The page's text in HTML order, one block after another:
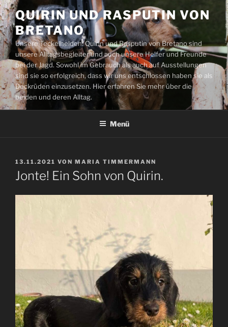
Zum
Inhalt
springen
QUIRIN UND RASPUTIN VON
BRETANO
Unsere Teckelhelden: Quirin und Rasputin von Bretano sind
unsere Alltagsbegleiter und auch unsere Helfer und Freunde
bei der Jagd. Sowohl im Gebrauch als auch auf Ausstellungen
sind sie so erfolgreich, dass wir uns entschlossen haben sie als
Deckrüden einzusetzen. Hier erfahren Sie mehr über die
beiden und deren Alltag.
Menü
VERÖFFENTLICHT
AM
13.11.2021 VON MARIA TIMMERMANN
Jonte! Ein Sohn von Quirin.